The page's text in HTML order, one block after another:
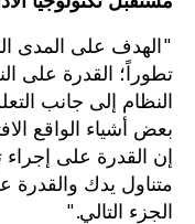
"الهدف على المدى
تطوراً؛ القدرة على
النظام إلى جانب
بعض أشياء الواقع
إن القدرة على
متناول يدك
الجزء التالي."